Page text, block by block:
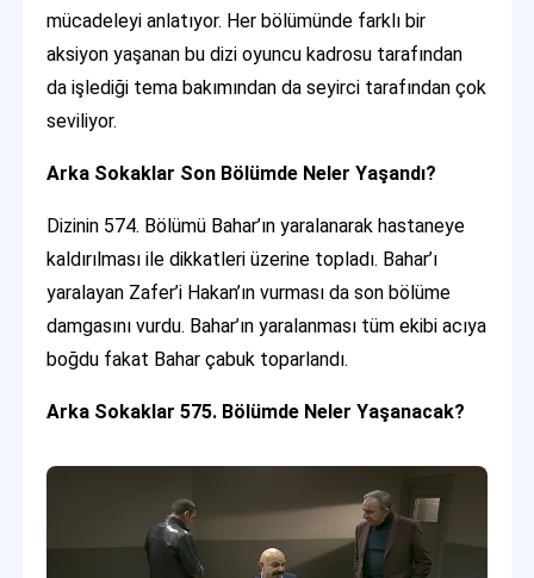
mücadeleyi anlatıyor. Her bölümünde farklı bir
aksiyon yaşanan bu dizi oyuncu kadrosu tarafından
da işlediği tema bakımından da seyirci tarafından çok
seviliyor.
Arka Sokaklar Son Bölümde Neler Yaşandı?
Dizinin 574. Bölümü Bahar’ın yaralanarak hastaneye
kaldırılması ile dikkatleri üzerine topladı. Bahar’ı
yaralayan Zafer’i Hakan’ın vurması da son bölüme
damgasını vurdu. Bahar’ın yaralanması tüm ekibi acıya
boğdu fakat Bahar çabuk toparlandı.
Arka Sokaklar 575. Bölümde Neler Yaşanacak?